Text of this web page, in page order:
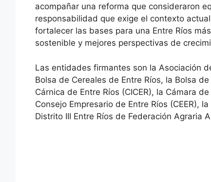
acompañar una reforma que consideraron
responsabilidad que exige el contexto
fortalecer las bases para una Entre Ríos
sostenible y mejores perspectivas de
Las entidades firmantes son la Asociación
Bolsa de Cereales de Entre Ríos, la Bolsa
Cárnica de Entre Ríos (CICER), la Cámara
Consejo Empresario de Entre Ríos (CEER),
Distrito III Entre Ríos de Federación Agraria